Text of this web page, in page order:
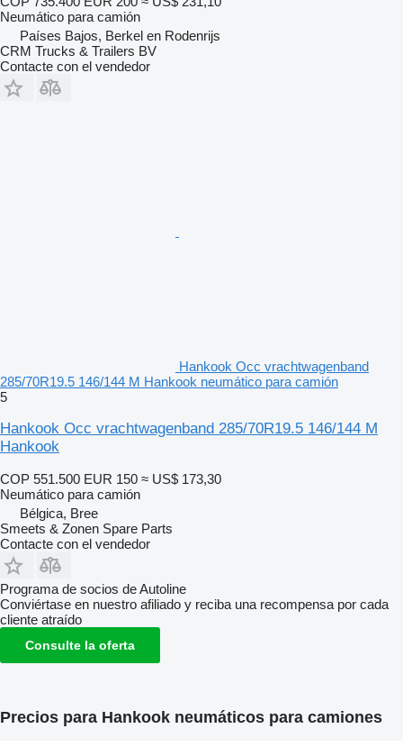
Neumático para camión
Países Bajos, Berkel en Rodenrijs
CRM Trucks & Trailers BV
Contacte con el vendedor
Hankook Occ vrachtwagenband
285/70R19.5 146/144 M Hankook neumático para camión
5
Hankook Occ vrachtwagenband 285/70R19.5 146/144 M
Hankook
COP 551.500 EUR 150 ≈ US$ 173,30
Neumático para camión
Bélgica, Bree
Smeets & Zonen Spare Parts
Contacte con el vendedor
Programa de socios de Autoline
Conviértase en nuestro afiliado y reciba una recompensa por cada
cliente atraído
Consulte la oferta
Precios para Hankook neumáticos para camiones